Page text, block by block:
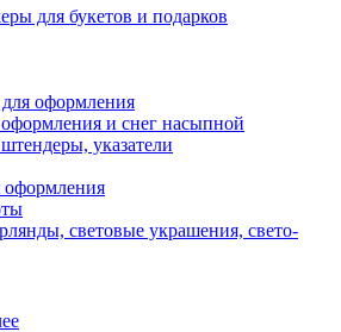
для букетов и подарков
оформления
и снег насыпной
указатели
световые украшения, свето-